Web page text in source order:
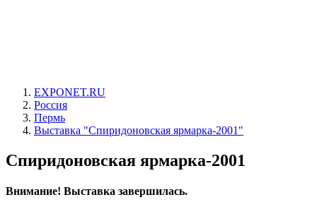
EXPONET.RU
Россия
Пермь
Выставка "Спиридоновская ярмарка-2001"
Спиридоновская ярмарка-2001
Внимание! Выставка завершилась.